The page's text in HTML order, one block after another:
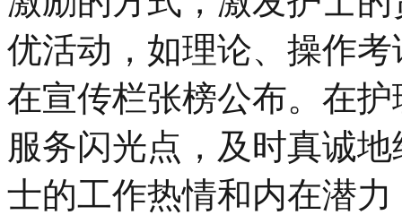
优活动，如理论、操作
在宣传栏张榜公布。在
服务闪光点，及时真诚
士的工作热情和内在潜